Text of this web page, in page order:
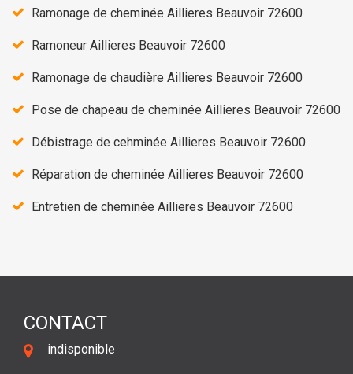
Ramonage de cheminée Aillieres Beauvoir 72600
Ramoneur Aillieres Beauvoir 72600
Ramonage de chaudière Aillieres Beauvoir 72600
Pose de chapeau de cheminée Aillieres Beauvoir 72600
Débistrage de cehminée Aillieres Beauvoir 72600
Réparation de cheminée Aillieres Beauvoir 72600
Entretien de cheminée Aillieres Beauvoir 72600
CONTACT
indisponible